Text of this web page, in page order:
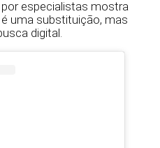
especialistas mostra
uma substituição, mas
digital.